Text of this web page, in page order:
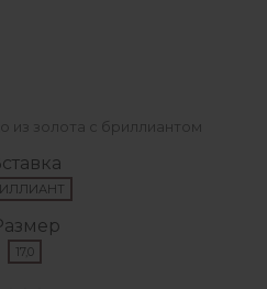
из золота с бриллиантом
17,0